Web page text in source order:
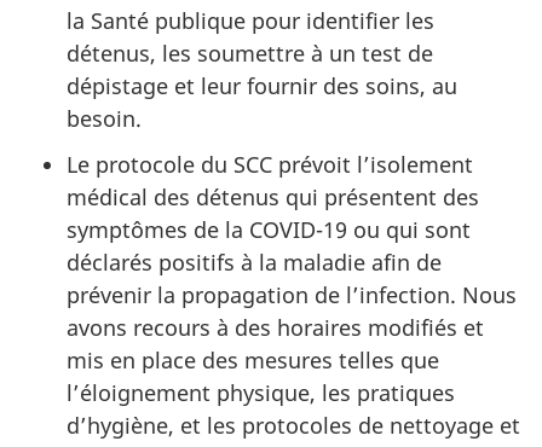
la Santé publique pour identifier les
détenus, les soumettre à un test de
dépistage et leur fournir des soins, au
besoin.
Le protocole du SCC prévoit l’isolement
médical des détenus qui présentent des
symptômes de la COVID-19 ou qui sont
déclarés positifs à la maladie afin de
prévenir la propagation de l’infection. Nous
avons recours à des horaires modifiés et
mis en place des mesures telles que
l’éloignement physique, les pratiques
d’hygiène, et les protocoles de nettoyage et